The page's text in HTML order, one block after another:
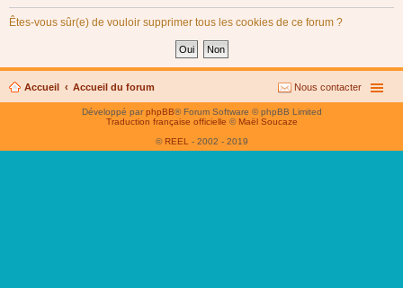
Êtes-vous sûr(e) de vouloir supprimer tous les cookies de ce forum ?
Accueil Accueil du forum Nous contacter
Développé parphpBB® Forum Software © phpBB Limited
Traduction française officielle © Maël Soucaze
© REEL - 2002 - 2019